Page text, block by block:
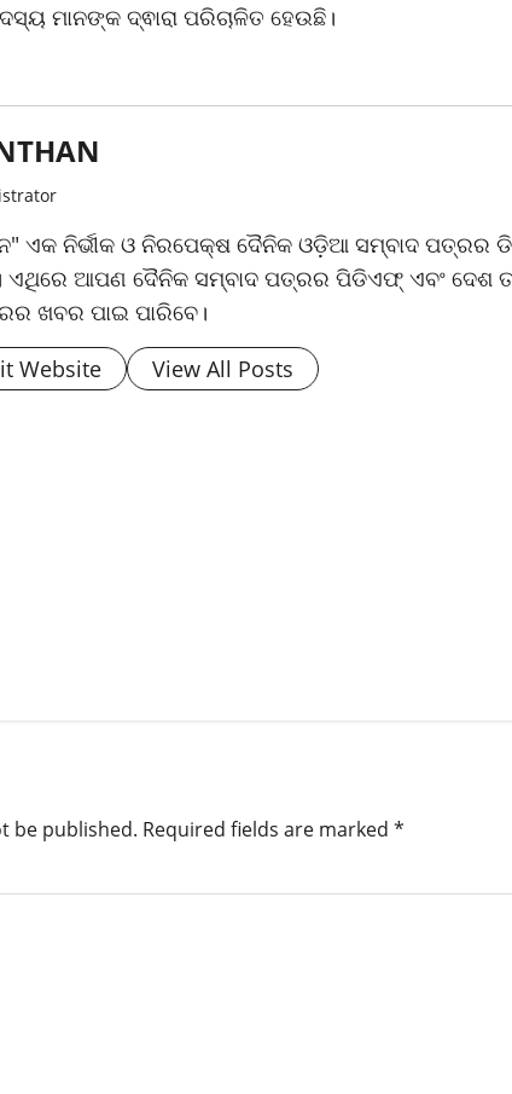
ମାନଙ୍କ ଦ୍ଵାରା ପରିଚାଳିତ ହେଉଛି।
ଏକ ନିର୍ଭୀକ ଓ ନିରପେକ୍ଷ ଦୈନିକ ଓଡ଼ିଆ ସମ୍ବାଦ ପତ୍ରର
ଏଥିରେ ଆପଣ ଦୈନିକ ସମ୍ବାଦ ପତ୍ରର ପିଡିଏଫ୍ ଏବଂ ଦେଶ
ଖବର ପାଇ ପାରିବେ।
Website
View All Posts
be published. Required fields are marked *